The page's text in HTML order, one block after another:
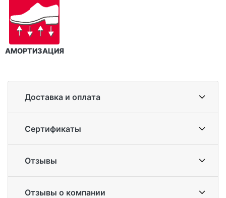
АМОРТИЗАЦИЯ
Доставка и оплата
Сертификаты
Отзывы
Отзывы о компании